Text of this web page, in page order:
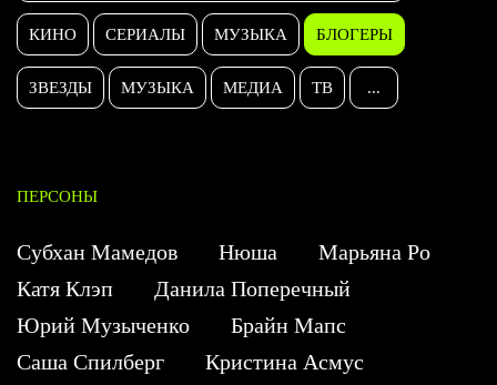
КИНО СЕРИАЛЫ МУЗЫКА БЛОГЕРЫ
ЗВЕЗДЫ МУЗЫКА МЕДИА ТВ ...
ПЕРСОНЫ
Субхан Мамедов Нюша
Марьяна Ро
Катя Клэп
Данила Поперечный
Юрий Музыченко
Брайн Мапс
Саша Спилберг
Кристина Асмус